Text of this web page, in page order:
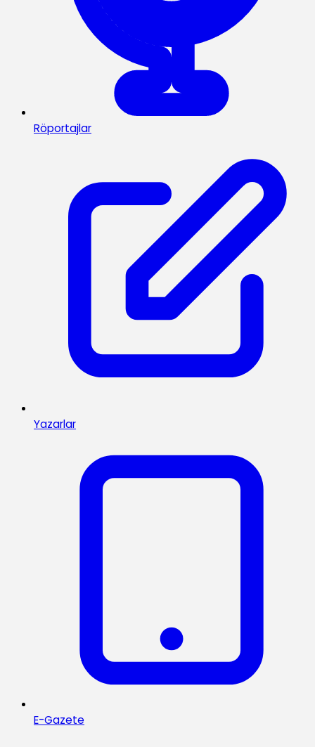
Röportajlar
Yazarlar
E-Gazete